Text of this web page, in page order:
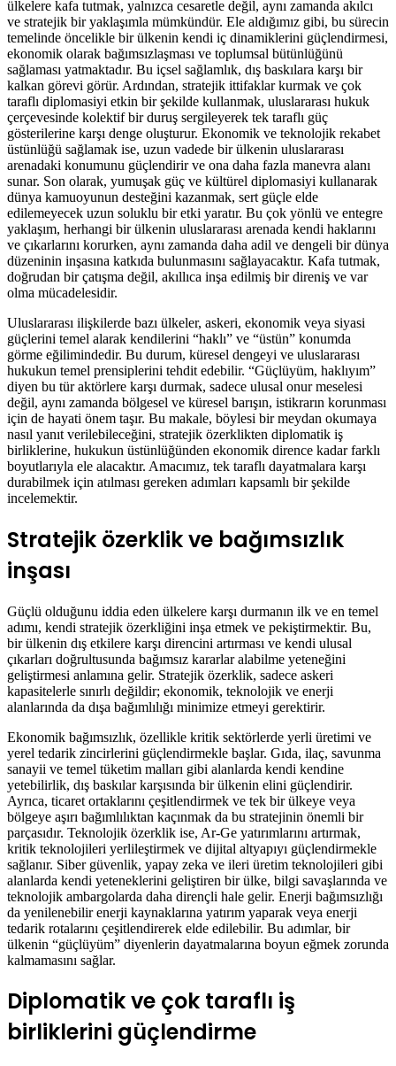
ülkelere kafa tutmak, yalnızca cesaretle değil, aynı zamanda akılcı
ve stratejik bir yaklaşımla mümkündür. Ele aldığımız gibi, bu sürecin
temelinde öncelikle bir ülkenin kendi iç dinamiklerini güçlendirmesi,
ekonomik olarak bağımsızlaşması ve toplumsal bütünlüğünü
sağlaması yatmaktadır. Bu içsel sağlamlık, dış baskılara karşı bir
kalkan görevi görür. Ardından, stratejik ittifaklar kurmak ve çok
taraflı diplomasiyi etkin bir şekilde kullanmak, uluslararası hukuk
çerçevesinde kolektif bir duruş sergileyerek tek taraflı güç
gösterilerine karşı denge oluşturur. Ekonomik ve teknolojik rekabet
üstünlüğü sağlamak ise, uzun vadede bir ülkenin uluslararası
arenadaki konumunu güçlendirir ve ona daha fazla manevra alanı
sunar. Son olarak, yumuşak güç ve kültürel diplomasiyi kullanarak
dünya kamuoyunun desteğini kazanmak, sert güçle elde
edilemeyecek uzun soluklu bir etki yaratır. Bu çok yönlü ve entegre
yaklaşım, herhangi bir ülkenin uluslararası arenada kendi haklarını
ve çıkarlarını korurken, aynı zamanda daha adil ve dengeli bir dünya
düzeninin inşasına katkıda bulunmasını sağlayacaktır. Kafa tutmak,
doğrudan bir çatışma değil, akıllıca inşa edilmiş bir direniş ve var
olma mücadelesidir.
Uluslararası ilişkilerde bazı ülkeler, askeri, ekonomik veya siyasi
güçlerini temel alarak kendilerini “haklı” ve “üstün” konumda
görme eğilimindedir. Bu durum, küresel dengeyi ve uluslararası
hukukun temel prensiplerini tehdit edebilir. “Güçlüyüm, haklıyım”
diyen bu tür aktörlere karşı durmak, sadece ulusal onur meselesi
değil, aynı zamanda bölgesel ve küresel barışın, istikrarın korunması
için de hayati önem taşır. Bu makale, böylesi bir meydan okumaya
nasıl yanıt verilebileceğini, stratejik özerklikten diplomatik iş
birliklerine, hukukun üstünlüğünden ekonomik dirence kadar farklı
boyutlarıyla ele alacaktır. Amacımız, tek taraflı dayatmalara karşı
durabilmek için atılması gereken adımları kapsamlı bir şekilde
incelemektir.
Stratejik özerklik ve bağımsızlık
inşası
Güçlü olduğunu iddia eden ülkelere karşı durmanın ilk ve en temel
adımı, kendi stratejik özerkliğini inşa etmek ve pekiştirmektir. Bu,
bir ülkenin dış etkilere karşı direncini artırması ve kendi ulusal
çıkarları doğrultusunda bağımsız kararlar alabilme yeteneğini
geliştirmesi anlamına gelir. Stratejik özerklik, sadece askeri
kapasitelerle sınırlı değildir; ekonomik, teknolojik ve enerji
alanlarında da dışa bağımlılığı minimize etmeyi gerektirir.
Ekonomik bağımsızlık, özellikle kritik sektörlerde yerli üretimi ve
yerel tedarik zincirlerini güçlendirmekle başlar. Gıda, ilaç, savunma
sanayii ve temel tüketim malları gibi alanlarda kendi kendine
yetebilirlik, dış baskılar karşısında bir ülkenin elini güçlendirir.
Ayrıca, ticaret ortaklarını çeşitlendirmek ve tek bir ülkeye veya
bölgeye aşırı bağımlılıktan kaçınmak da bu stratejinin önemli bir
parçasıdır. Teknolojik özerklik ise, Ar-Ge yatırımlarını artırmak,
kritik teknolojileri yerlileştirmek ve dijital altyapıyı güçlendirmekle
sağlanır. Siber güvenlik, yapay zeka ve ileri üretim teknolojileri gibi
alanlarda kendi yeteneklerini geliştiren bir ülke, bilgi savaşlarında ve
teknolojik ambargolarda daha dirençli hale gelir. Enerji bağımsızlığı
da yenilenebilir enerji kaynaklarına yatırım yaparak veya enerji
tedarik rotalarını çeşitlendirerek elde edilebilir. Bu adımlar, bir
ülkenin “güçlüyüm” diyenlerin dayatmalarına boyun eğmek zorunda
kalmamasını sağlar.
Diplomatik ve çok taraflı iş
birliklerini güçlendirme